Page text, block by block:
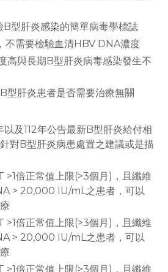
型肝炎感染的簡單病毒學標誌
不需要檢驗血清HBV DNA濃度
高與長期B型肝炎病毒感染發生不
型肝炎患者是否需要治療無關
以及112年公告最新B型肝炎給付相
對B型肝炎病患處置之建議或是描
>1倍正常值上限(>3個月)，且纖維
> 20,000 IU/mL之患者，可以
>1倍正常值上限(>3個月)，且纖維
> 20,000 IU/mL之患者，可以
>1倍正常值上限(>3個月)，且纖維